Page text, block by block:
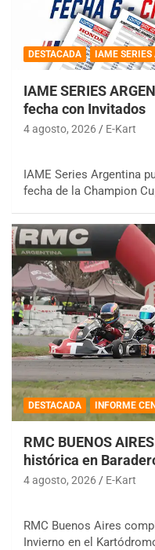
DESTACADA IAME
IAME SERIES
fecha con Invitados
4 agosto, 2026 E-Kart
IAME Series Argentina
fecha de la Champion
DESTACADA INFORME
RMC BUENOS
histórica en
4 agosto, 2026 E-Kart
RMC Buenos Aires
Invierno en el